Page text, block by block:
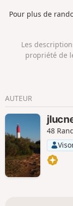
Pour plus de
Les
propriété de
AUTEUR
48